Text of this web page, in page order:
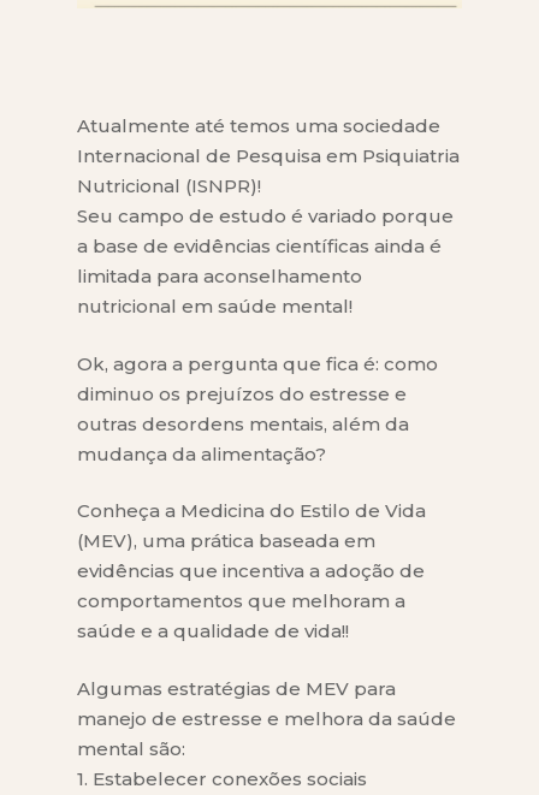
Atualmente até temos uma sociedade
Internacional de Pesquisa em Psiquiatria
Nutricional (ISNPR)!
Seu campo de estudo é variado porque
a base de evidências científicas ainda é
limitada para aconselhamento
nutricional em saúde mental!
Ok, agora a pergunta que fica é: como
diminuo os prejuízos do estresse e
outras desordens mentais, além da
mudança da alimentação?
Conheça a Medicina do Estilo de Vida
(MEV), uma prática baseada em
evidências que incentiva a adoção de
comportamentos que melhoram a
saúde e a qualidade de vida!!
Algumas estratégias de MEV para
manejo de estresse e melhora da saúde
mental são:
1. Estabelecer conexões sociais